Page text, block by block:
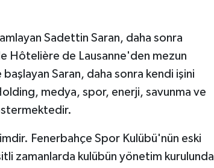
Sadettin Saran, daha sonra
Hôtelière de Lausanne'den mezun
Saran, daha sonra kendi işini
medya, spor, enerji, savunma ve
Fenerbahçe Spor Kulübü'nün eski
zamanlarda kulübün yönetim kurulunda